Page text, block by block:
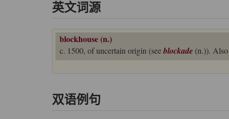
英文词源
blockhouse (n.)
c. 1500, of uncertain origin (seeblockade (n.)).
双语例句